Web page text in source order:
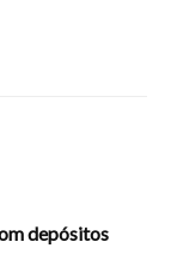
depósitos